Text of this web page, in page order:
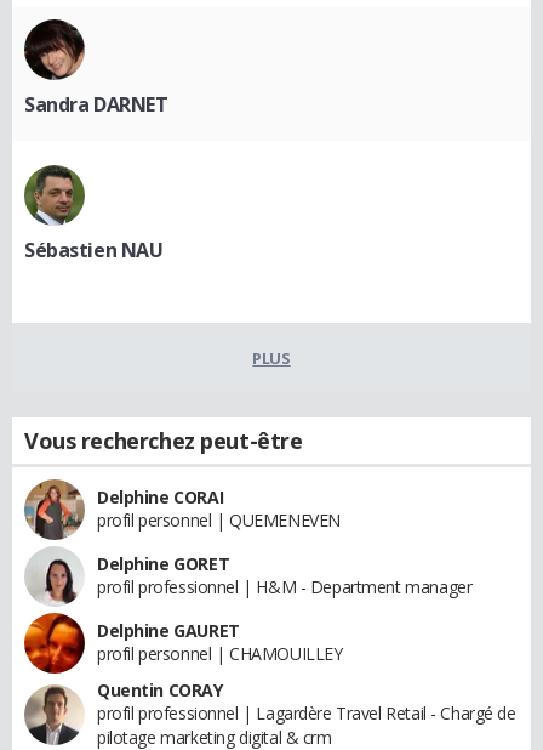
Sandra DARNET
Sébastien NAU
PLUS
Vous recherchez peut-être
Delphine CORAI
profil personnel | QUEMENEVEN
Delphine GORET
profil professionnel | H&M - Department manager
Delphine GAURET
profil personnel | CHAMOUILLEY
Quentin CORAY
profil professionnel | Lagardère Travel Retail - Chargé de
pilotage marketing digital & crm